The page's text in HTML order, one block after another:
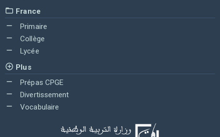
France
Primaire
Collège
Lycée
Plus
Prépas CPGE
Divertissement
Vocabulaire